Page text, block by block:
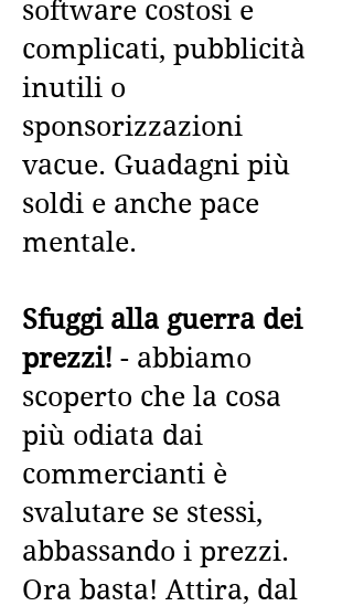
software costosi e
complicati, pubblicità
inutili o
sponsorizzazioni
vacue. Guadagni più
soldi e anche pace
mentale.
Sfuggi alla guerra dei
prezzi! - abbiamo
scoperto che la cosa
più odiata dai
commercianti è
svalutare se stessi,
abbassando i prezzi.
Ora basta! Attira, dal